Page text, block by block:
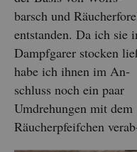
barsch und
ent­stan­den. Da ich sie
Dampf­ga­rer sto­cken
habe ich ihnen im An­
schluss noch ein paar
Um­dre­hun­gen mit dem
Räu­cher­pfeif­chen